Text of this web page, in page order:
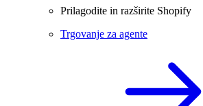
Prilagodite in razširite Shopify
Trgovanje za agente